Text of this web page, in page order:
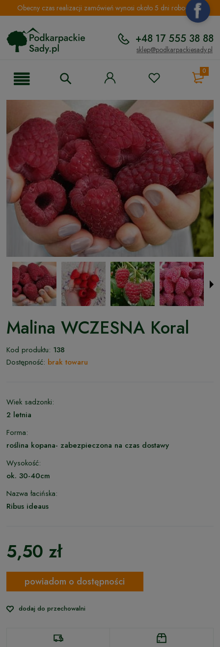
Obecny czas realizacji zamówień wynosi około 5 dni roboczych.
+48 17 555 38 88
sklep@podkarpackiesady.pl
0
Malina WCZESNA Koral
Kod produktu: 138
Dostępność: brak towaru
Wiek sadzonki:
2 letnia
Forma:
roślina kopana- zabezpieczona na czas dostawy
Wysokość:
ok. 30-40cm
Nazwa łacińska:
Ribus ideaus
5,50 zł
powiadom o dostępności
dodaj do przechowalni